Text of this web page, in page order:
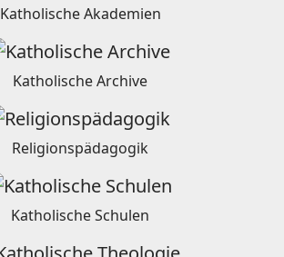
Katholische Akademien
Katholische Archive
Religionspädagogik
Katholische Schulen